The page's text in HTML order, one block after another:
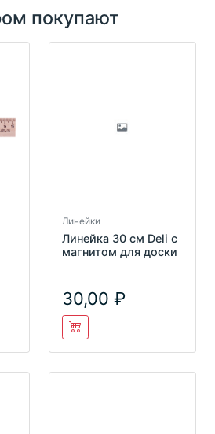
покупают
Линейки
Линейка 30 см Deli с
магнитом для доски
30,00